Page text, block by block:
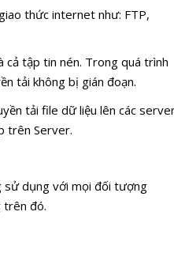
thức internet như: FTP,
cả tập tin nén. Trong quá trình
tải không bị gián đoạn.
tải file dữ liệu lên các
trên Server.
sử dụng với mọi đối tượng
trên đó.